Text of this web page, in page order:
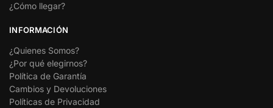
¿Cómo llegar?
INFORMACIÓN
¿Quienes Somos?
¿Por qué elegirnos?
Política de Garantía
Cambios y Devoluciones
Políticas de Privacidad